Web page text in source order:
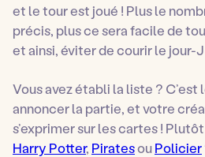
et le tour est joué ! Plus le
précis, plus ce sera facile de
et ainsi, éviter de courir le jour-J
Vous avez établi la liste ?
annoncer la partie, et votre
s’exprimer sur les cartes !
Harry Potter, PiratesouPolicier